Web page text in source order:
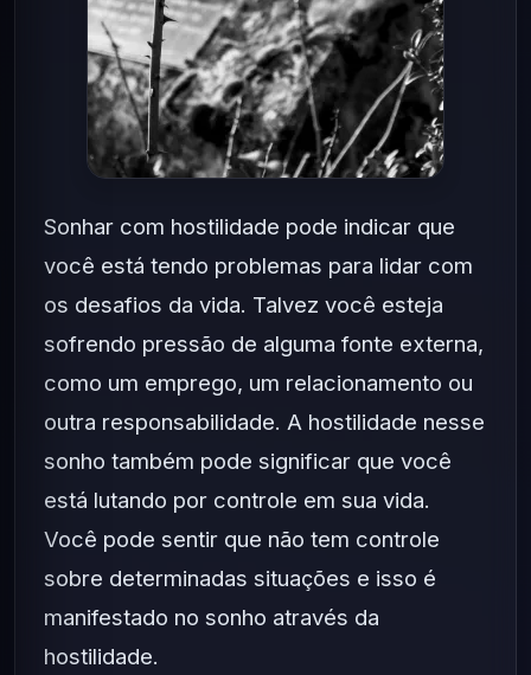
Sonhar com hostilidade pode indicar que
você está tendo problemas para lidar com
os desafios da vida. Talvez você esteja
sofrendo pressão de alguma fonte externa,
como um emprego, um relacionamento ou
outra responsabilidade. A hostilidade nesse
sonho também pode significar que você
está lutando por controle em sua vida.
Você pode sentir que não tem controle
sobre determinadas situações e isso é
manifestado no sonho através da
hostilidade.